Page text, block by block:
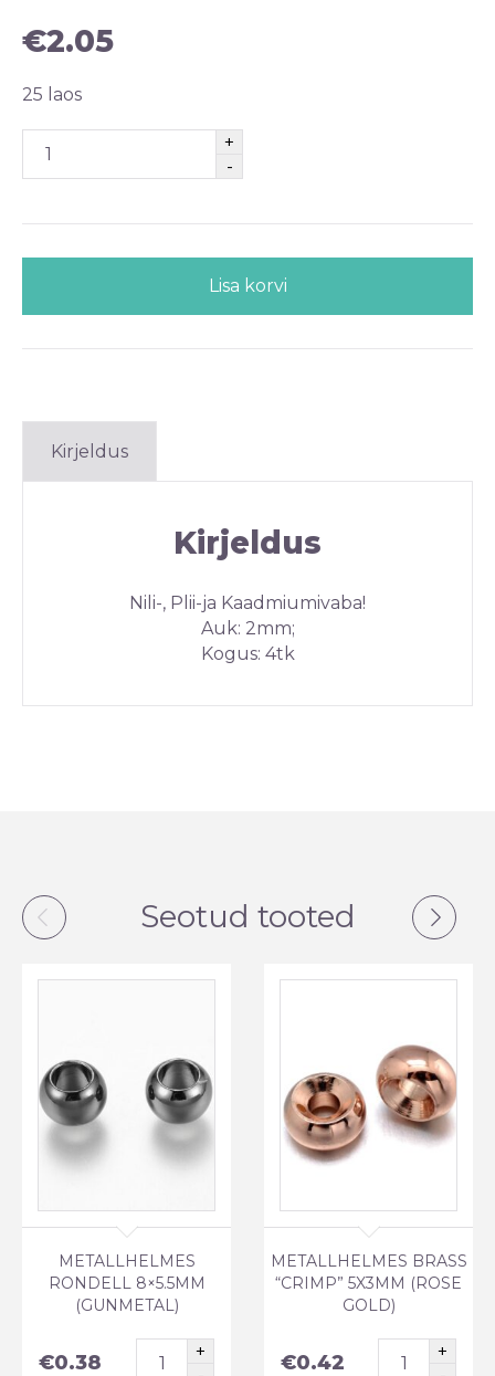
€2.05
25 laos
Lisa korvi
Kirjeldus
Kirjeldus
Nili-, Plii-ja Kaadmiumivaba!
Auk: 2mm;
Kogus: 4tk
Seotud tooted
METALLHELMES
RONDELL 8×5.5MM
(GUNMETAL)
€0.38
METALLHELMES BRASS
“CRIMP” 5X3MM (ROSE
GOLD)
€0.42